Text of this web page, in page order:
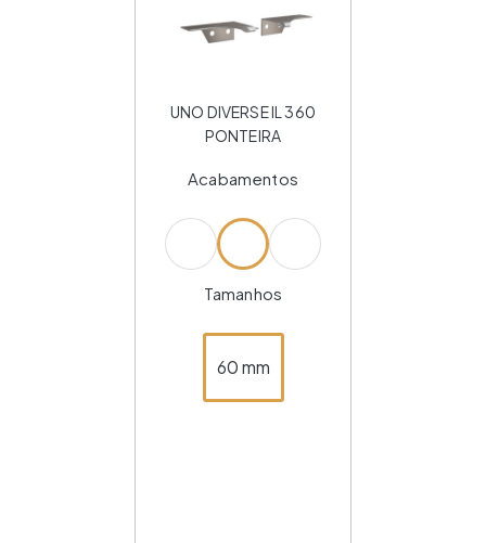
UNO DIVERSE IL 360
PONTEIRA
Acabamentos
Tamanhos
60 mm